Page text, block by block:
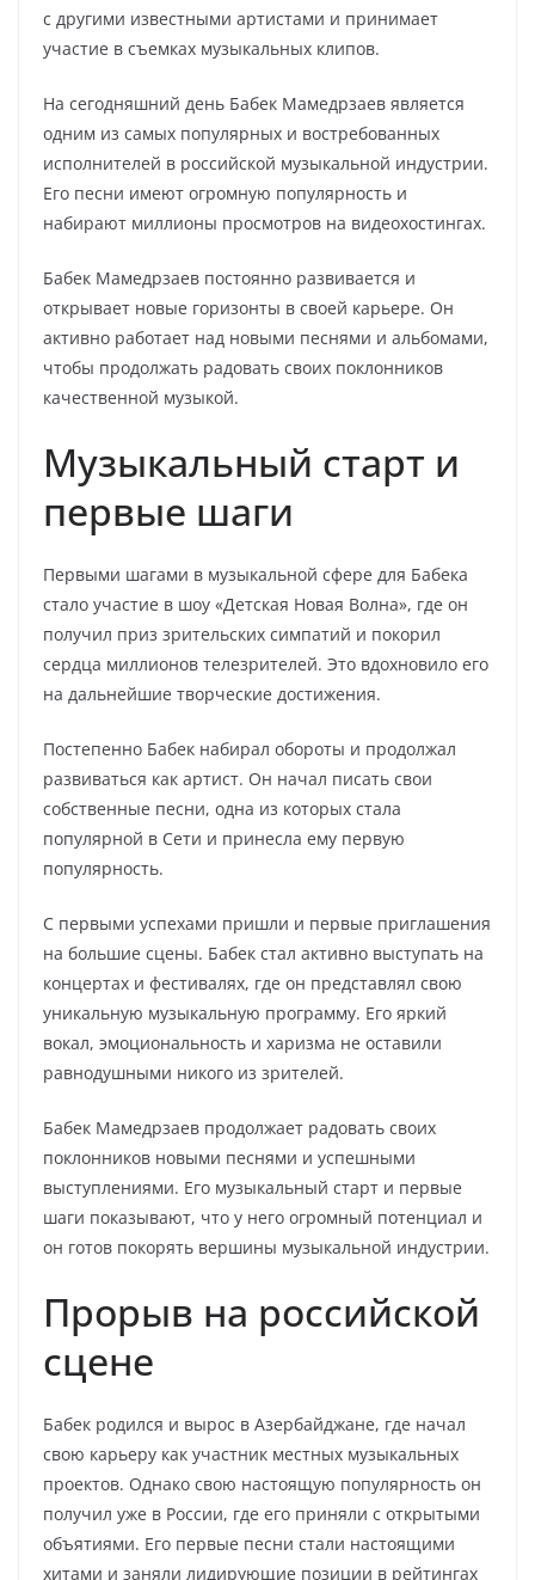
с другими известными артистами и принимает
участие в съемках музыкальных клипов.
На сегодняшний день Бабек Мамедрзаев является
одним из самых популярных и востребованных
исполнителей в российской музыкальной индустрии.
Его песни имеют огромную популярность и
набирают миллионы просмотров на видеохостингах.
Бабек Мамедрзаев постоянно развивается и
открывает новые горизонты в своей карьере. Он
активно работает над новыми песнями и альбомами,
чтобы продолжать радовать своих поклонников
качественной музыкой.
Музыкальный старт и
первые шаги
Первыми шагами в музыкальной сфере для Бабека
стало участие в шоу «Детская Новая Волна», где он
получил приз зрительских симпатий и покорил
сердца миллионов телезрителей. Это вдохновило его
на дальнейшие творческие достижения.
Постепенно Бабек набирал обороты и продолжал
развиваться как артист. Он начал писать свои
собственные песни, одна из которых стала
популярной в Сети и принесла ему первую
популярность.
С первыми успехами пришли и первые приглашения
на большие сцены. Бабек стал активно выступать на
концертах и фестивалях, где он представлял свою
уникальную музыкальную программу. Его яркий
вокал, эмоциональность и харизма не оставили
равнодушными никого из зрителей.
Бабек Мамедрзаев продолжает радовать своих
поклонников новыми песнями и успешными
выступлениями. Его музыкальный старт и первые
шаги показывают, что у него огромный потенциал и
он готов покорять вершины музыкальной индустрии.
Прорыв на российской
сцене
Бабек родился и вырос в Азербайджане, где начал
свою карьеру как участник местных музыкальных
проектов. Однако свою настоящую популярность он
получил уже в России, где его приняли с открытыми
объятиями. Его первые песни стали настоящими
хитами и заняли лидирующие позиции в рейтингах